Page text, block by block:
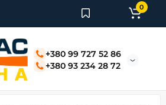
+380 99 727 52 86
+380 93 234 28 72
0